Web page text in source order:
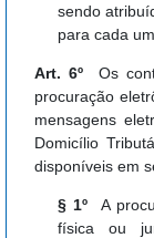
sendo
para cada
Art. 6º Os
procuração
mensagens
Domicílio
disponíveis em
§ 1º A
física ou